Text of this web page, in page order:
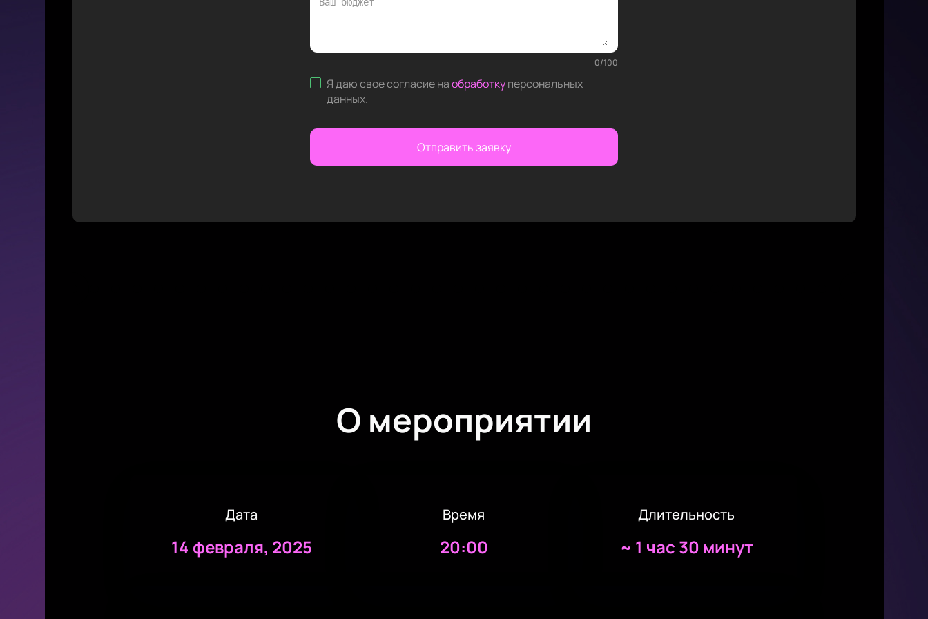
0/100
Я даю свое согласие наобработкуперсональных
данных.
Отправить заявку
О мероприятии
Дата
14 февраля, 2025
Время
20:00
Длительность
~ 1 час 30 минут